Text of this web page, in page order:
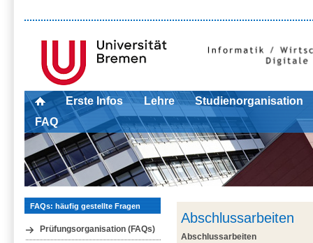
Erste Infos Lehre
Studienorganisation
FAQ
FAQs: häufig gestellte Fragen
Prüfungsorganisation (FAQs)
Abschlussarbeiten
Abschlussarbeiten